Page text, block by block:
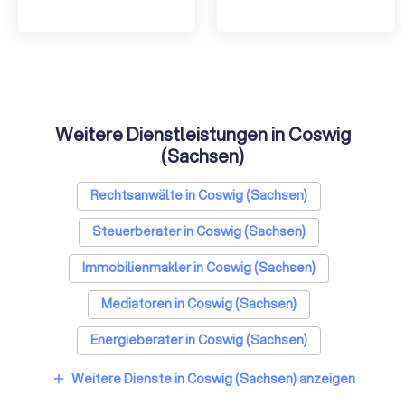
Weitere Dienstleistungen in Coswig
(Sachsen)
Rechtsanwälte in Coswig (Sachsen)
Steuerberater in Coswig (Sachsen)
Immobilienmakler in Coswig (Sachsen)
Mediatoren in Coswig (Sachsen)
Energieberater in Coswig (Sachsen)
add Weitere Dienste in Coswig (Sachsen) anzeigen